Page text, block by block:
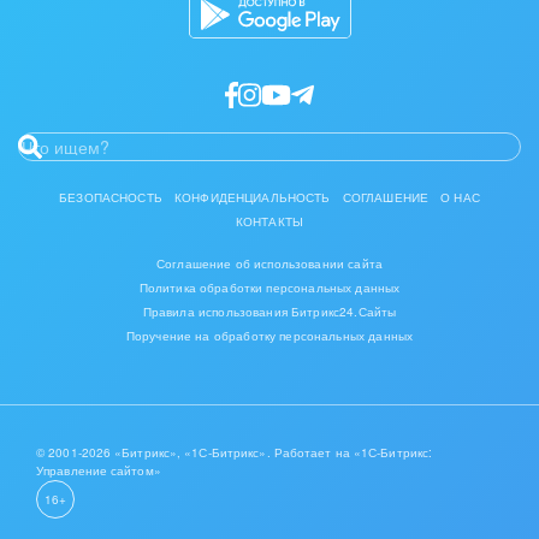
Консалтинговые и управленческие услуги
Культурные события, спорт, шоу-бизнес
Логистика
Медицина и фармацевтика
Металлургия
Мода, одежда, аксессуары, стиль
Нефть, газ
Оборудование, техника
БЕЗОПАСНОСТЬ КОНФИДЕНЦИАЛЬНОСТЬ СОГЛАШЕНИЕ
О НАС
КОНТАКТЫ
Соглашение об использовании сайта
Политика обработки персональных данных
Правила использования Битрикс24.Сайты
Поручение на обработку персональных данных
© 2001-2026 «Битрикс», «1С-Битрикс». Работает на «1С-Битрикс:
Управление сайтом»
16+